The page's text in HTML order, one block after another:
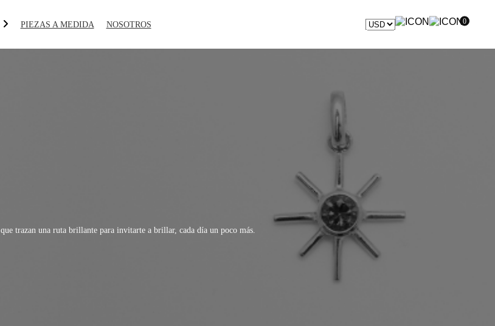
PIEZAS A MEDIDA NOSOTROS 0
que trazan una ruta brillante para invitarte a brillar, cada día un poco más.